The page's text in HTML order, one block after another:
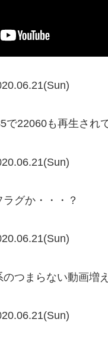
で22060も再生され
グか・・・？
つまらない動画増